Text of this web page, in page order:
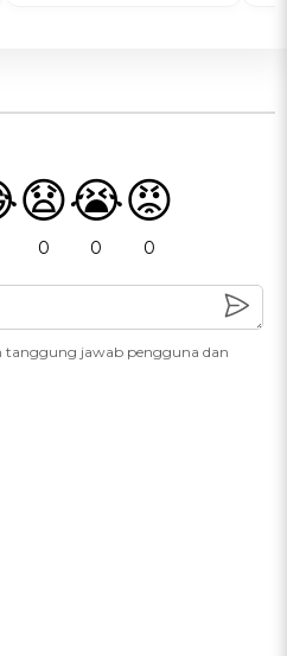
😧
0
😭
0
😡
0
tanggung jawab pengguna dan